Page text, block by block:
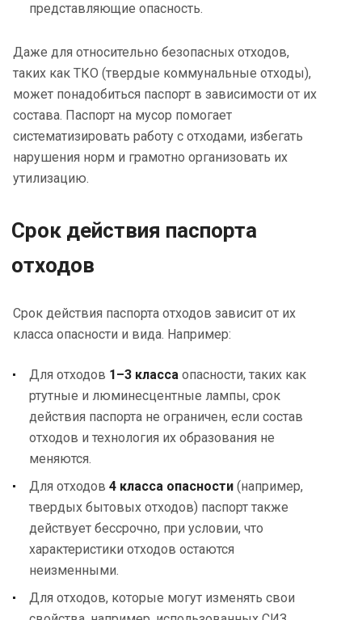
представляющие опасность.
Даже для относительно безопасных отходов,
таких как ТКО (твердые коммунальные отходы),
может понадобиться паспорт в зависимости от их
состава. Паспорт на мусор помогает
систематизировать работу с отходами, избегать
нарушения норм и грамотно организовать их
утилизацию.
Срок действия паспорта
отходов
Срок действия паспорта отходов зависит от их
класса опасности и вида. Например:
Для отходов 1–3 класса опасности, таких как
ртутные и люминесцентные лампы, срок
действия паспорта не ограничен, если состав
отходов и технология их образования не
меняются.
Для отходов 4 класса опасности (например,
твердых бытовых отходов) паспорт также
действует бессрочно, при условии, что
характеристики отходов остаются
неизменными.
Для отходов, которые могут изменять свои